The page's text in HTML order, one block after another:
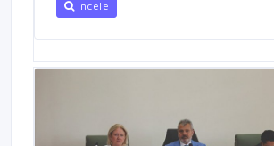
İncele